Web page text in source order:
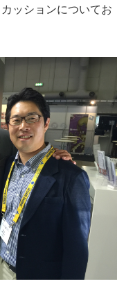
ッションについてお